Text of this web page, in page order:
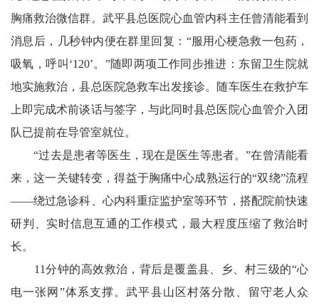
胸痛救治微信群。武平县总医院心血管内科主任曾清能看到
消息后，几秒钟内便在群里回复：“服用心梗急救一包药，
吸氧，呼叫‘120’。”随即两项工作同步推进：东留卫生院就
地实施救治，县总医院急救车出发接诊。随车医生在救护车
上即完成术前谈话与签字，与此同时县总医院心血管介入团
队已提前在导管室就位。
“过去是患者等医生，现在是医生等患者。”在曾清能看
来，这一关键转变，得益于胸痛中心成熟运行的“双绕”流程
——绕过急诊科、心内科重症监护室等环节，搭配院前快速
研判、实时信息互通的工作模式，最大程度压缩了救治时
长。
11分钟的高效救治，背后是覆盖县、乡、村三级的“心
电一张网”体系支撑。武平县山区村落分散、留守老人众